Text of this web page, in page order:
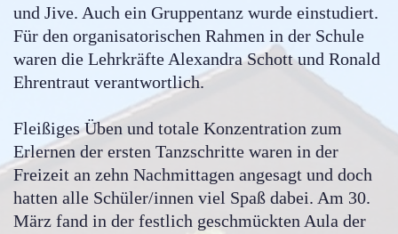
und Jive. Auch ein Gruppentanz wurde einstudiert.
Für den organisatorischen Rahmen in der Schule
waren die Lehrkräfte Alexandra Schott und Ronald
Ehrentraut verantwortlich.
Fleißiges Üben und totale Konzentration zum
Erlernen der ersten Tanzschritte waren in der
Freizeit an zehn Nachmittagen angesagt und doch
hatten alle Schüler/innen viel Spaß dabei. Am 30.
März fand in der festlich geschmückten Aula der